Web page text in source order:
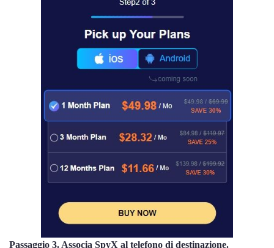
Passaggio 3. Associa SpyX al telefono di destinazione.